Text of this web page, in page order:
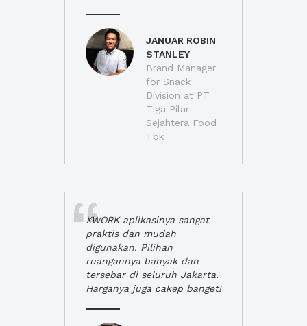
JANUAR ROBIN
STANLEY
Brand Manager
for Snack
Division at PT
Tiga Pilar
Sejahtera Food
Tbk
XWORK aplikasinya sangat
praktis dan mudah
digunakan. Pilihan
ruangannya banyak dan
tersebar di seluruh Jakarta.
Harganya juga cakep banget!